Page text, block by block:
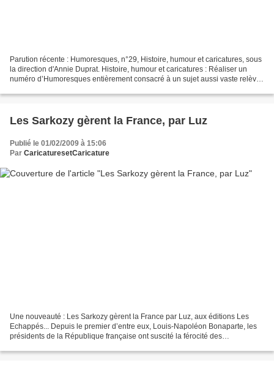
Parution récente : Humoresques, n°29, Histoire, humour et caricatures, sous
la direction d'Annie Duprat. Histoire, humour et caricatures : Réaliser un
numéro d’Humoresques entièrement consacré à un sujet aussi vaste relève
Les Sarkozy gèrent la France, par Luz
Publié le 01/02/2009 à 15:06
Par CaricaturesetCaricature
Une nouveauté : Les Sarkozy gèrent la France par Luz, aux éditions Les
Echappés... Depuis le premier d’entre eux, Louis-Napoléon Bonaparte, les
présidents de la République française ont suscité la férocité des